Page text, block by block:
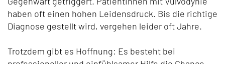
haben oft einen hohen Leidensdruck. Bis die richtige
Diagnose gestellt wird, vergehen leider oft Jahre.
Trotzdem gibt es Hoffnung: Es besteht bei